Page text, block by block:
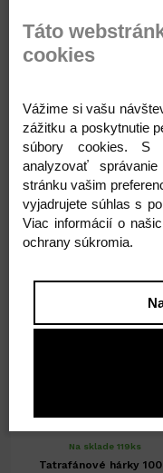
celofán z
tatrafán. Sú
Na sklade 119ks
Tatrafánové hárky
Táto
cookies
Vážime si vašu
zážitku a poskytnutie
súbory cookies. S
analyzovať
stránku vašim
vyjadrujete súhlas s
Viac informácií o
ochrany súkromia.